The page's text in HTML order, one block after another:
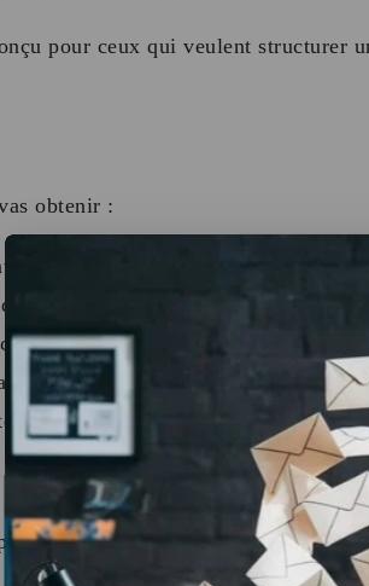
pour ceux qui veulent structurer
obtenir :
du Pack PRO
vente optimisés
pour créer et développer une
personnalisé pendant 30
du Pack Stater
atteindre avec ce pack :